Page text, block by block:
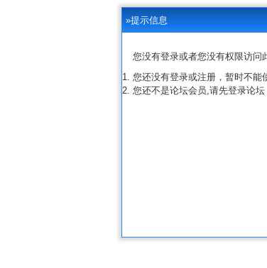
»提示信息
您没有登录或者您没有权限访问
您还没有登录或注册，暂时不能
您还不是论坛会员,请先登录论坛